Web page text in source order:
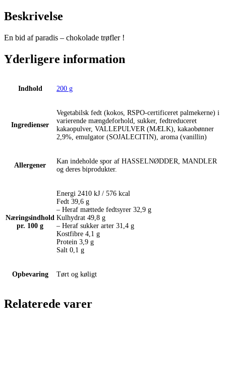
Beskrivelse
En bid af paradis – chokolade trøfler !
Yderligere information
Indhold 200 g
Ingredienser
Vegetabilsk fedt (kokos, RSPO-certificeret palmekerne) i
varierende mængdeforhold, sukker, fedtreduceret
kakaopulver, VALLEPULVER (MÆLK), kakaobønner
2,9%, emulgator (SOJALECITIN), aroma (vanillin)
Allergener
Kan indeholde spor af HASSELNØDDER, MANDLER
og deres biprodukter.
Næringsindhold
pr. 100 g
Energi 2410 kJ / 576 kcal
Fedt 39,6 g
– Heraf mættede fedtsyrer 32,9 g
Kulhydrat 49,8 g
– Heraf sukker arter 31,4 g
Kostfibre 4,1 g
Protein 3,9 g
Salt 0,1 g
Opbevaring Tørt og køligt
Relaterede varer